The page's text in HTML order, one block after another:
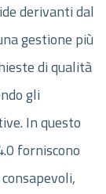
derivanti dal
gestione più
di qualità
gli
In questo
forniscono